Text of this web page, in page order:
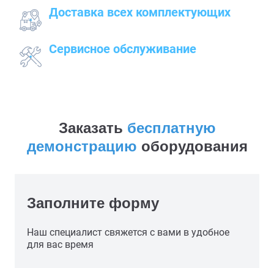
Доставка всех комплектующих
Сервисное обслуживание
Заказать бесплатную
демонстрацию оборудования
Заполните форму
Наш специалист свяжется с вами в удобное
для вас время